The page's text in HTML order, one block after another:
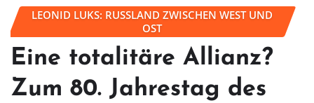
LEONID LUKS: RUSSLAND ZWISCHEN WEST UND
OST
Eine totalitäre Allianz?
Zum 80. Jahrestag des